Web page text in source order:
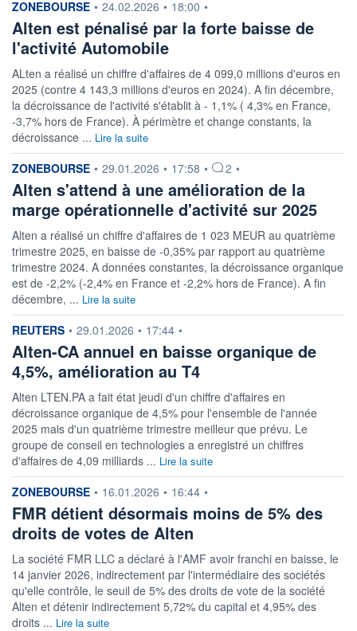
information fournie par
ZONEBOURSE • 24.02.2026 • 18:00 •
Alten est pénalisé par la forte baisse de
l'activité Automobile
ALten a réalisé un chiffre d'affaires de 4 099,0 millions d'euros en
2025 (contre 4 143,3 millions d'euros en 2024). A fin décembre,
la décroissance de l'activité s'établit à - 1,1% ( 4,3% en France,
-3,7% hors de France). À périmètre et change constants, la
décroissance ... Lire la suite
information fournie par
ZONEBOURSE • 29.01.2026 • 17:58 • 2 •
Alten s'attend à une amélioration de la
marge opérationnelle d'activité sur 2025
Alten a réalisé un chiffre d'affaires de 1 023 MEUR au quatrième
trimestre 2025, en baisse de -0,35% par rapport au quatrième
trimestre 2024. A données constantes, la décroissance organique
est de -2,2% (-2,4% en France et -2,2% hors de France). A fin
décembre, ... Lire la suite
information fournie par
REUTERS • 29.01.2026 • 17:44 •
Alten-CA annuel en baisse organique de
4,5%, amélioration au T4
Alten LTEN.PA a fait état jeudi d'un chiffre d'affaires en
décroissance organique de 4,5% pour l'ensemble de l'année
2025 mais d'un quatrième trimestre meilleur que prévu. Le
groupe de conseil en technologies a enregistré un chiffres
d'affaires de 4,09 milliards ... Lire la suite
information fournie par
ZONEBOURSE • 16.01.2026 • 16:44 •
FMR détient désormais moins de 5% des
droits de votes de Alten
La société FMR LLC a déclaré à l'AMF avoir franchi en baisse, le
14 janvier 2026, indirectement par l'intermédiaire des sociétés
qu'elle contrôle, le seuil de 5% des droits de vote de la société
Alten et détenir indirectement 5,72% du capital et 4,95% des
droits ... Lire la suite